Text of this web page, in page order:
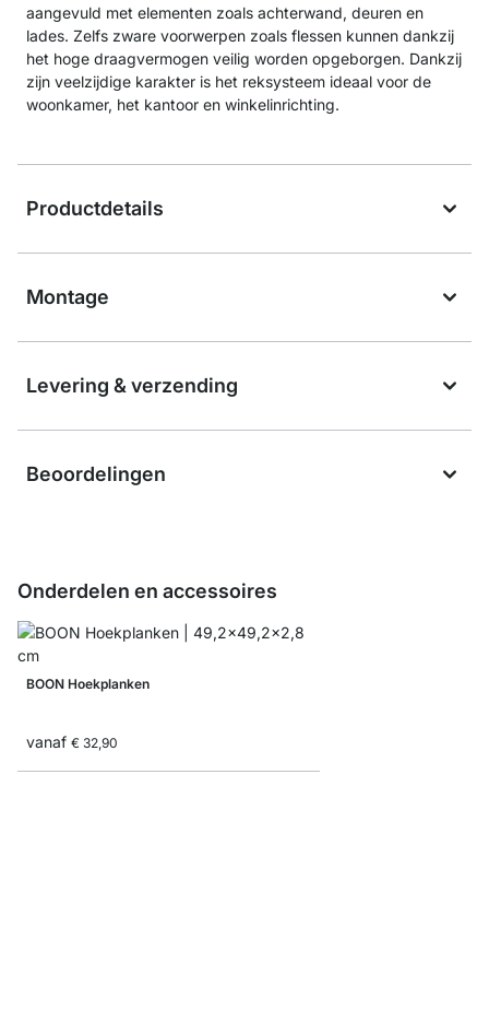
aangevuld met elementen zoals achterwand, deuren en
lades. Zelfs zware voorwerpen zoals flessen kunnen dankzij
het hoge draagvermogen veilig worden opgeborgen. Dankzij
zijn veelzijdige karakter is het reksysteem ideaal voor de
woonkamer, het kantoor en winkelinrichting.
Productdetails
Montage
Levering & verzending
Beoordelingen
Onderdelen en accessoires
BOON Hoekplanken
vanaf € 32,90